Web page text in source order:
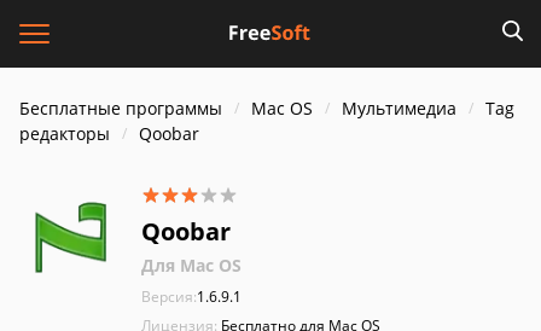
Бесплатные программы Mac OS Мультимедиа
Tag
редакторы
Qoobar
Qoobar
Для Mac OS
Версия:1.6.9.1
Лицензия: Бесплатно для Mac OS